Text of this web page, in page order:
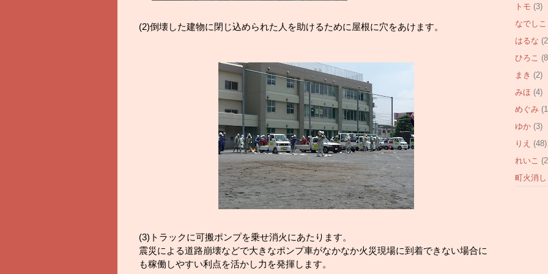
(2)倒壊した建物に閉じ込められた人を助けるために屋根に穴をあけます。
(3)トラックに可搬ポンプを乗せ消火にあたります。
震災による道路崩壊などで大きなポンプ車がなかなか火災現場に到着できない場合に
も稼働しやすい利点を活かし力を発揮します。
トモ (3)
なでしこ
はるな
ひろこ
まき (2)
みほ (4)
めぐみ
ゆか (3)
りえ (48)
れいこ
町火消し